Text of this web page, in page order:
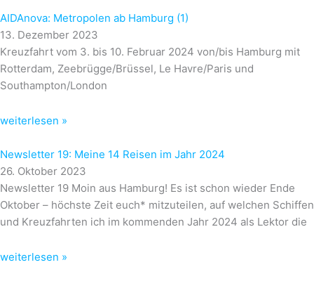
AIDAnova: Metropolen ab Hamburg (1)
13. Dezember 2023
Kreuzfahrt vom 3. bis 10. Februar 2024 von/bis Hamburg mit
Rotterdam, Zeebrügge/Brüssel, Le Havre/Paris und
Southampton/London
weiterlesen »
Newsletter 19: Meine 14 Reisen im Jahr 2024
26. Oktober 2023
Newsletter 19 Moin aus Hamburg! Es ist schon wieder Ende
Oktober – höchste Zeit euch* mitzuteilen, auf welchen Schiffen
und Kreuzfahrten ich im kommenden Jahr 2024 als Lektor die
weiterlesen »